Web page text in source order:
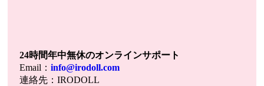
24時間年中無休のオンラインサポート
Email： info@irodoll.com
連絡先：IRODOLL